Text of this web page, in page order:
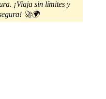
¡Viaja sin límites y
🚀🌍